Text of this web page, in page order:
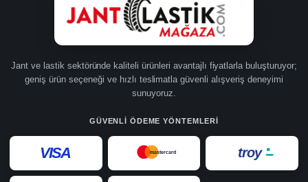
Jant ve lastik sektöründe kaliteli ürünleri avantajlı fiyatlarla buluşturuyor;
geniş ürün seçeneği ve hızlı teslimatla güvenli alışveriş deneyimi
sunuyoruz.
GÜVENLI ÖDEME YÖNTEMLERI
VISA mastercard troy